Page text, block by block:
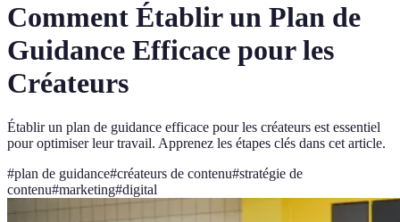
Comment Établir un Plan de
Guidance Efficace pour les
Créateurs
Établir un plan de guidance efficace pour les créateurs est essentiel
pour optimiser leur travail. Apprenez les étapes clés dans cet article.
#plan de guidance#créateurs de contenu#stratégie de
contenu#marketing#digital